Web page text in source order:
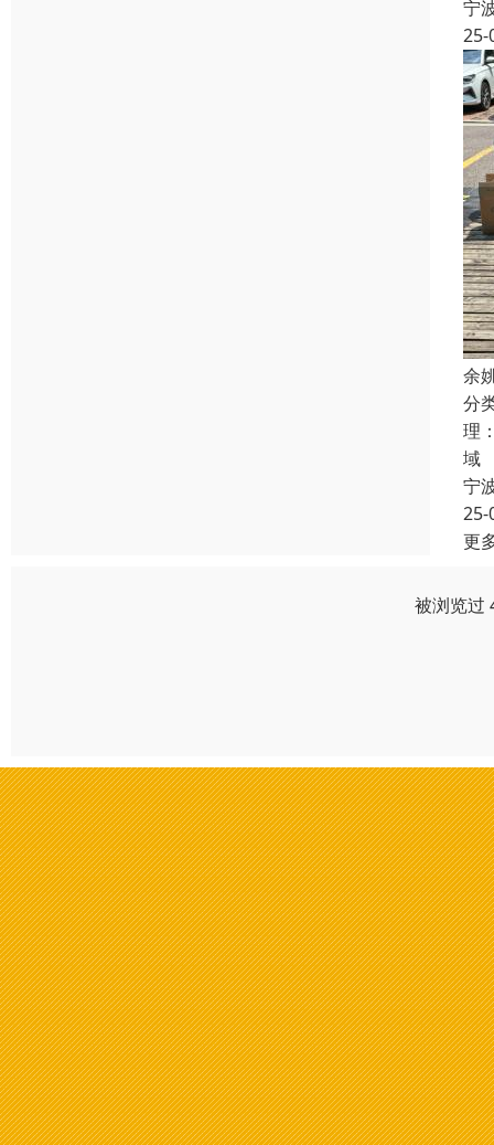
宁
25-
余
分
理
域
宁
25-
更
被浏览过